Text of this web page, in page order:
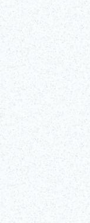
Passez derrière le